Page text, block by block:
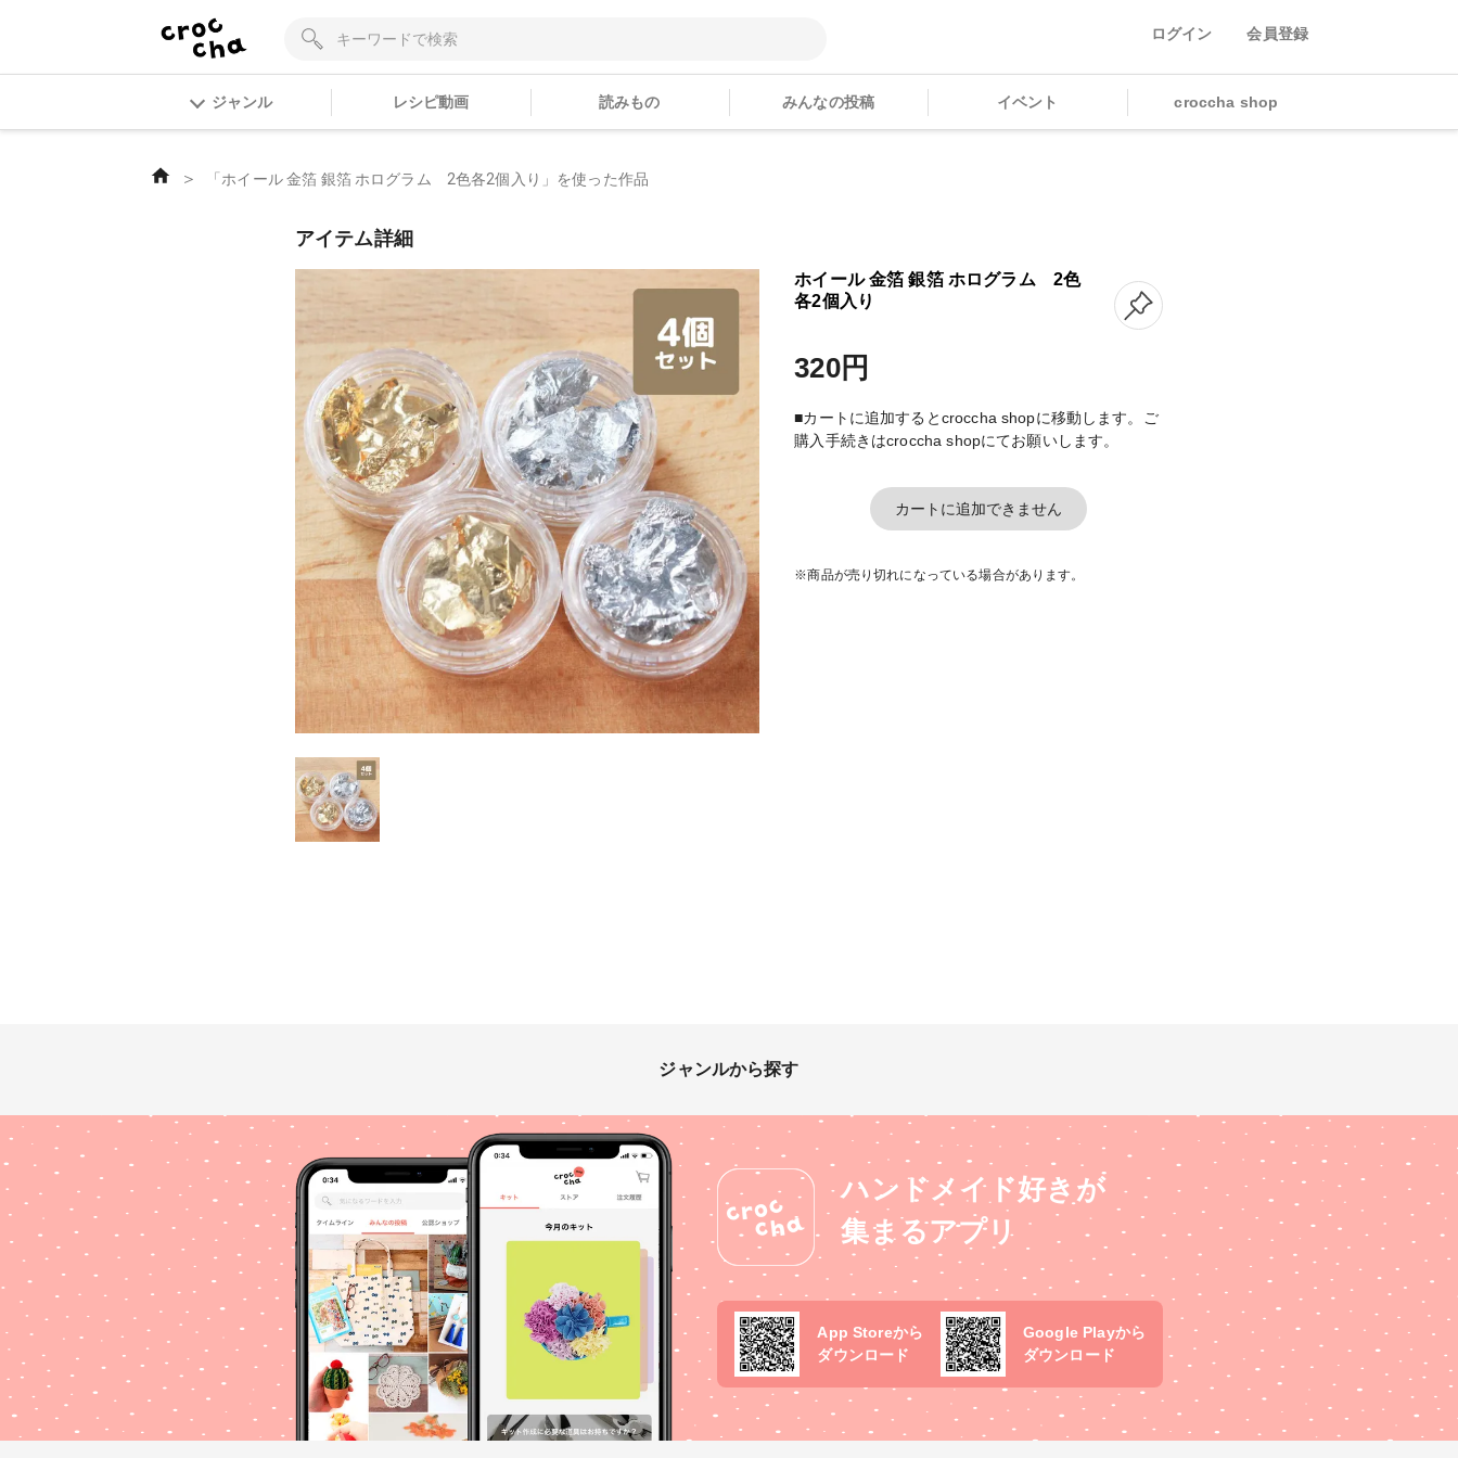
ログイン 会員登録
ジャンル レシピ動画 読みもの みんなの投稿 イベント croccha shop
＞ 「ホイール 金箔 銀箔 ホログラム 2色各2個入り」を使った作品
アイテム詳細
ホイール 金箔 銀箔 ホログラム 2色
各2個入り
320円
■カートに追加するとcroccha shopに移動します。ご
購入手続きはcroccha shopにてお願いします。
カートに追加できません
※商品が売り切れになっている場合があります。
ジャンルから探す
ハンドメイド好きが
集まるアプリ
App Storeから
ダウンロード
Google Playから
ダウンロード